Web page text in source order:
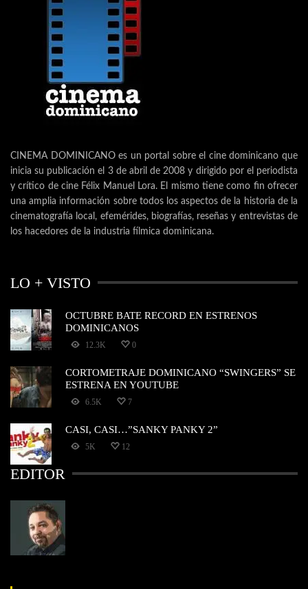
CINEMA DOMINICANO es un portal sobre el cine dominicano que
inicia su publicación el 3 de abril de 2008 y dirigido por el periodista
y crítico de cine Félix Manuel Lora. El mismo tiene como fin ofrecer
una amplia información sobre todos los aspectos de la historia de la
cinematografía local, efemérides, biografías, reseñas y entrevistas de
los hacedores de la industria fílmica dominicana.
LO + VISTO
OCTUBRE BATE RECORD EN ESTRENOS
DOMINICANOS
12.3K 0
CORTOMETRAJE DOMINICANO “SWINGERS” SE
ESTRENA EN YOUTUBE
6.5K 7
CASI, CASI…”SANKY PANKY 2”
5K 12
EDITOR